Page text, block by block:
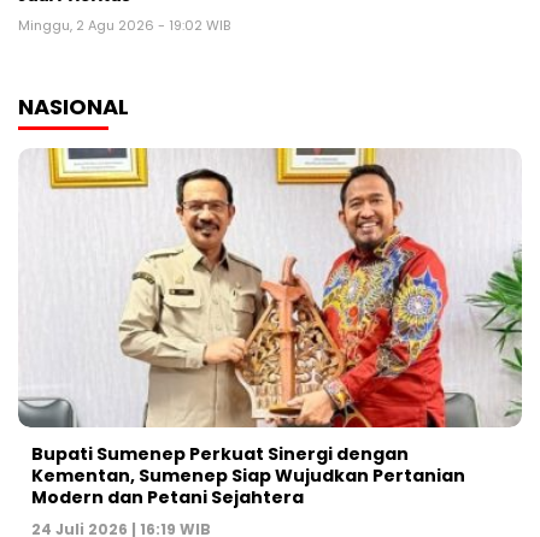
Minggu, 2 Agu 2026 - 19:02 WIB
NASIONAL
Bupati Sumenep Perkuat Sinergi dengan
Kementan, Sumenep Siap Wujudkan Pertanian
Modern dan Petani Sejahtera
24 Juli 2026 | 16:19 WIB